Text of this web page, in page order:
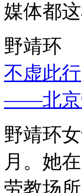
媒体都
野靖环
不虚此行
——北京
野靖环
月。她
劳教场